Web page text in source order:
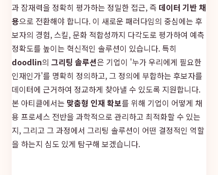
과 잠재력을 정확히 평가하는 정밀한 접근, 즉 데이터 기반 채
용으로 전환해야 합니다. 이 새로운 패러다임의 중심에는 후
보자의 경험, 스킬, 문화 적합성까지 다각도로 평가하여 예측
정확도를 높이는 혁신적인 솔루션이 있습니다. 특히
doodlin의 그리팅 솔루션은 기업이 '누가 우리에게 필요한
인재인가'를 명확히 정의하고, 그 정의에 부합하는 후보자를
데이터에 근거하여 정교하게 찾아낼 수 있도록 지원합니다.
본 아티클에서는 맞춤형 인재 확보를 위해 기업이 어떻게 채
용 프로세스 전반을 과학적으로 관리하고 최적화할 수 있는
지, 그리고 그 과정에서 그리팅 솔루션이 어떤 결정적인 역할
을 하는지 심도 있게 탐구해 보겠습니다.